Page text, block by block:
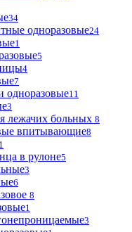
34
одноразовые24
1
5
4
7
одноразовые11
3
лежачих больных 8
впитывающие8
в рулоне5
3
6
8
1
3